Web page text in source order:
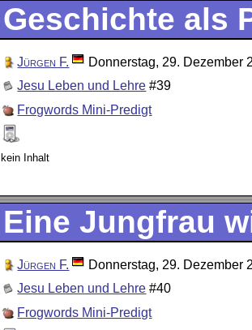
Geschichte als
Jürgen F.
Donnerstag, 29. Dezember
Jesu Leben und Lehre #39
Frogwords Mini-Predigt
kein Inhalt
Eine Jungfrau
Jürgen F.
Donnerstag, 29. Dezember
Jesu Leben und Lehre #40
Frogwords Mini-Predigt